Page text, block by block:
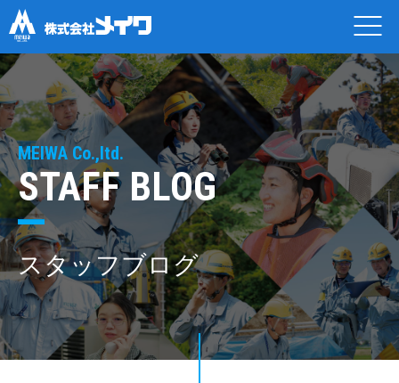
MEIWA Co.,ltd.
STAFF BLOG
スタッフブログ